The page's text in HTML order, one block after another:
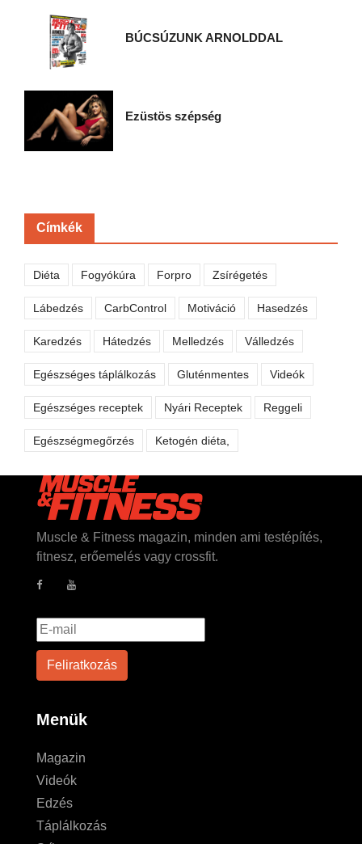
BÚCSÚZUNK ARNOLDDAL
Ezüstös szépség
Címkék
Diéta Fogyókúra Forpro Zsírégetés
Lábedzés CarbControl Motiváció Hasedzés
Karedzés Hátedzés Melledzés Válledzés
Egészséges táplálkozás Gluténmentes Videók
Egészséges receptek Nyári Receptek Reggeli
Egészségmegőrzés Ketogén diéta,
Muscle & Fitness magazin, minden ami testépítés,
fitnesz, erőemelés vagy crossfit.
Menük
Magazin
Videók
Edzés
Táplálkozás